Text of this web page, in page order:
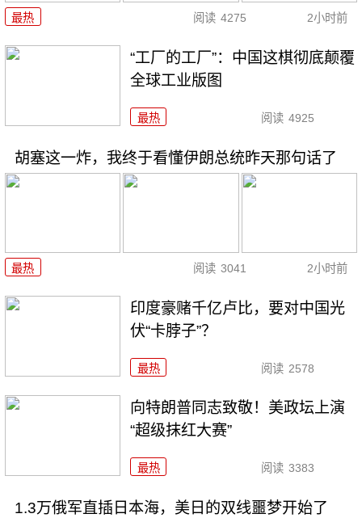
最热 阅读 4275 2小时前
“工厂的工厂”：中国这棋彻底颠覆
全球工业版图
最热 阅读 4925
胡塞这一炸，我终于看懂伊朗总统昨天那句话了
最热 阅读 3041 2小时前
印度豪赌千亿卢比，要对中国光
伏“卡脖子”？
最热 阅读 2578
向特朗普同志致敬！美政坛上演
“超级抹红大赛”
最热 阅读 3383
1.3万俄军直插日本海，美日的双线噩梦开始了